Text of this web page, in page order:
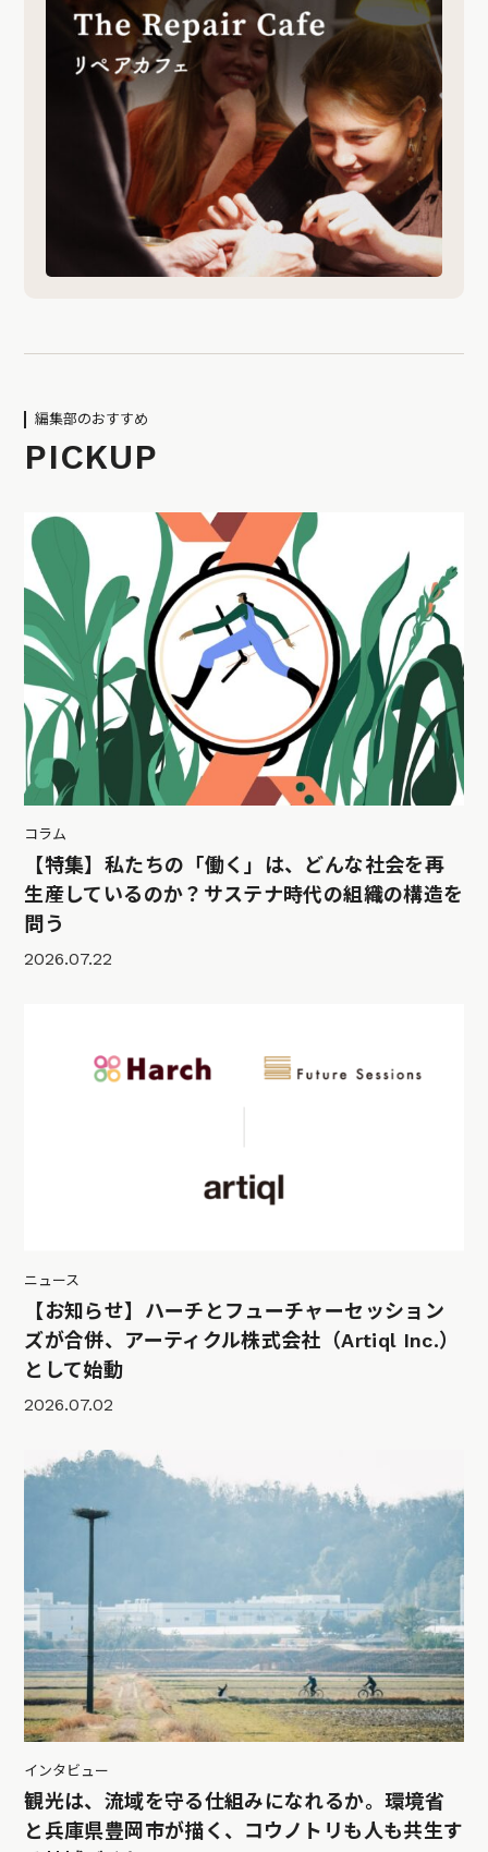
編集部のおすすめ
PICKUP
コラム
【特集】私たちの「働く」は、どんな社会を再
生産しているのか？サステナ時代の組織の構造を
問う
2026.07.22
ニュース
【お知らせ】ハーチとフューチャーセッション
ズが合併、アーティクル株式会社（Artiql Inc.）
として始動
2026.07.02
インタビュー
観光は、流域を守る仕組みになれるか。環境省
と兵庫県豊岡市が描く、コウノトリも人も共生す